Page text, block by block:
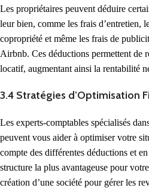
Les propriétaires peuvent déduire
leur bien, comme les frais d’entretien,
copropriété et même les frais de
Airbnb. Ces déductions permettent de
locatif, augmentant ainsi la rentabilité
3.4 Stratégies d’Optimisation
Les experts-comptables spécialisés
peuvent vous aider à optimiser votre
compte des différentes déductions et
structure la plus avantageuse pour
création d’une société pour gérer les